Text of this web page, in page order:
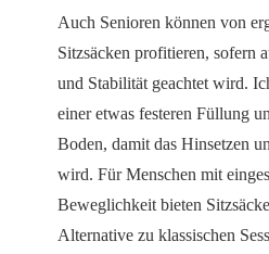
Auch Senioren können von
Sitzsäcken profitieren, sofern
und Stabilität geachtet wird.
einer etwas festeren Füllung
Boden, damit das Hinsetzen
wird. Für Menschen mit
Beweglichkeit bieten
Alternative zu klassischen